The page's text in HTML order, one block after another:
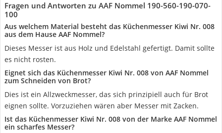
Fragen und Antworten zu AAF Nommel 190-560-190-070-
100
Aus welchem Material besteht das Küchenmesser Kiwi Nr. 008
aus dem Hause AAF Nommel?
Dieses Messer ist aus Holz und Edelstahl gefertigt. Damit sollte
es nicht rosten.
Eignet sich das Küchenmesser Kiwi Nr. 008 von AAF Nommel
zum Schneiden von Brot?
Dies ist ein Allzweckmesser, das sich prinzipiell auch für Brot
eignen sollte. Vorzuziehen wären aber Messer mit Zacken.
Ist das Küchenmesser Kiwi Nr. 008 von der Marke AAF Nommel
ein scharfes Messer?